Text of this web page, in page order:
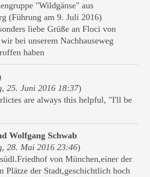
"Wildgänse" aus
(Führung am 9. Juli 2016)
liebe Grüße an Floci von
bei unserem Nachhauseweg
haben
25. Juni 2016 18:37)
are always this helpful, "I'll be
Wolfgang Schwab
28. Mai 2016 23:46)
von München,einer der
Plätze der Stadt,geschichtlich hoch